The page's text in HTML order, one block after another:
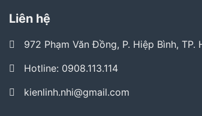
Liên hệ
972 Phạm Văn Đồng, P. Hiệp Bình, TP.
Hotline: 0908.113.114
kienlinh.nhi@gmail.com